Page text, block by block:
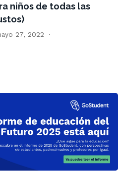
niños de todas las
27, 2022